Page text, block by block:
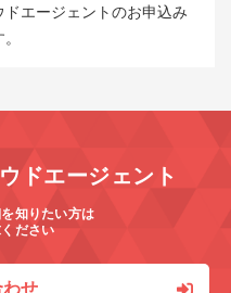
エージェントのお申込み
ドエージェント
知りたい方は
ださい
せ